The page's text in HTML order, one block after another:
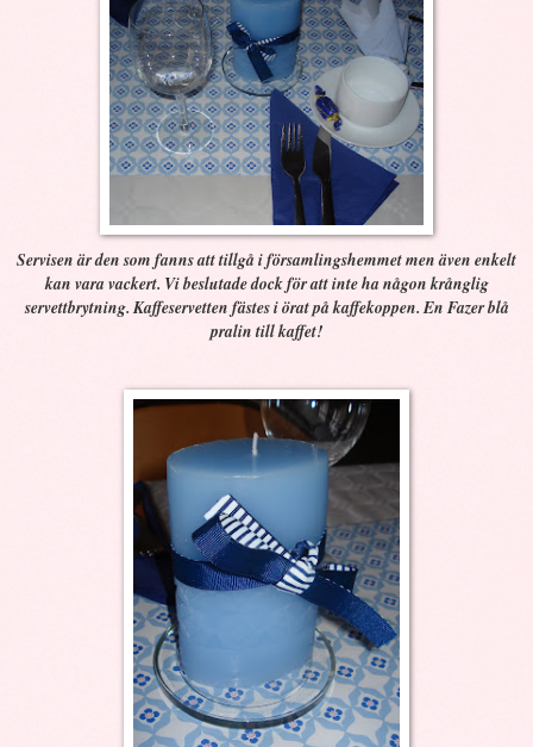
Servisen är den som fanns att tillgå i församlingshemmet men även enkelt
kan vara vackert. Vi beslutade dock för att inte ha någon krånglig
servettbrytning. Kaffeservetten fästes i örat på kaffekoppen. En Fazer blå
pralin till kaffet!